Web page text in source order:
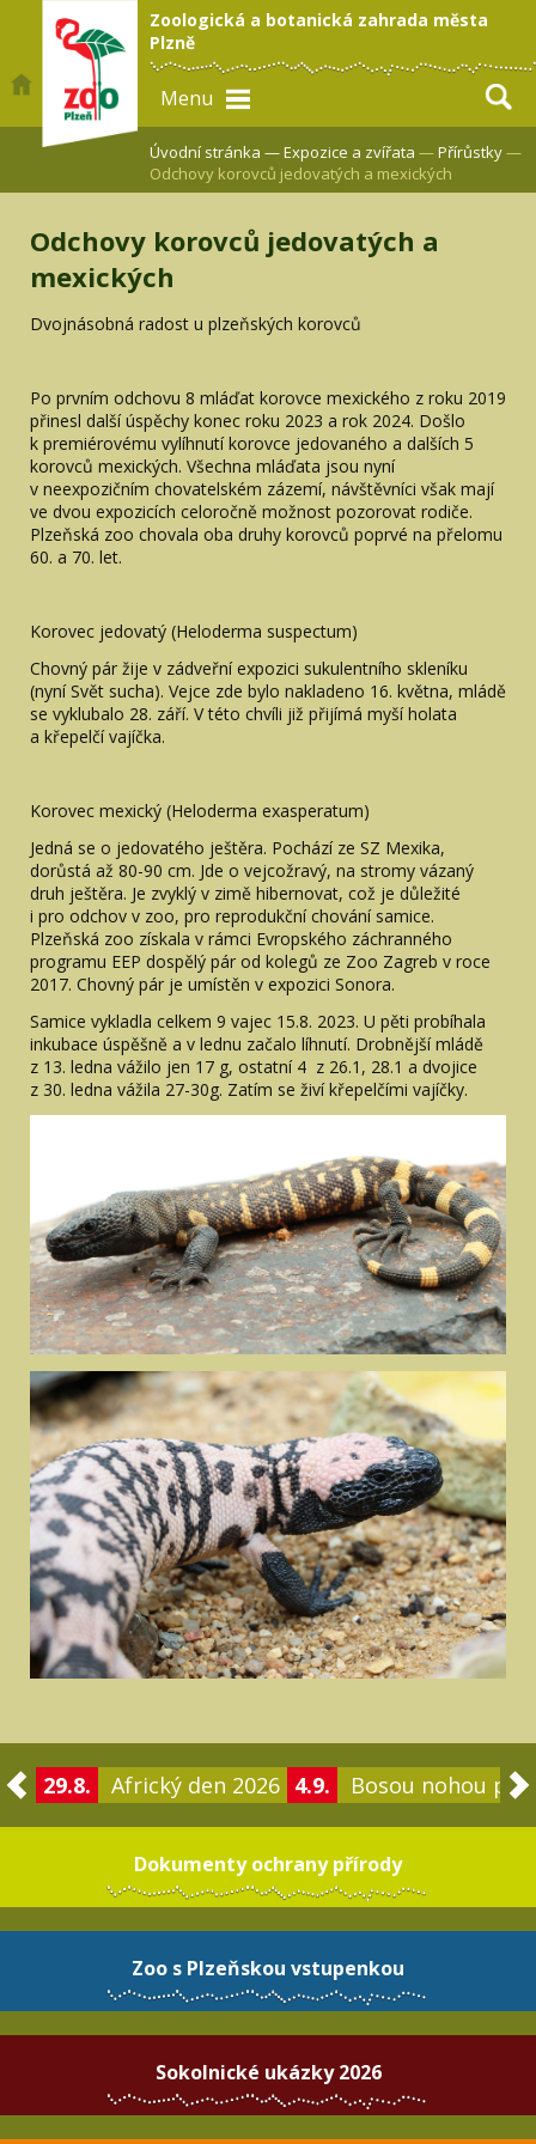
Zoologická a botanická zahrada města
Plzně
Menu
Úvodní stránka —Expozice a zvířata —Přírůstky—
Odchovy korovců jedovatých a mexických
Odchovy korovců jedovatých a
mexických
Dvojnásobná radost u plzeňských korovců
Po prvním odchovu 8 mláďat korovce mexického z roku 2019
přinesl další úspěchy konec roku 2023 a rok 2024. Došlo
k premiérovému vylíhnutí korovce jedovaného a dalších 5
korovců mexických. Všechna mláďata jsou nyní
v neexpozičním chovatelském zázemí, návštěvníci však mají
ve dvou expozicích celoročně možnost pozorovat rodiče.
Plzeňská zoo chovala oba druhy korovců poprvé na přelomu
60. a 70. let.
Korovec jedovatý (Heloderma suspectum)
Chovný pár žije v zádveřní expozici sukulentního skleníku
(nyní Svět sucha). Vejce zde bylo nakladeno 16. května, mládě
se vyklubalo 28. září. V této chvíli již přijímá myší holata
a křepelčí vajíčka.
Korovec mexický (Heloderma exasperatum)
Jedná se o jedovatého ještěra. Pochází ze SZ Mexika,
dorůstá až 80-90 cm. Jde o vejcožravý, na stromy vázaný
druh ještěra. Je zvyklý v zimě hibernovat, což je důležité
i pro odchov v zoo, pro reprodukční chování samice.
Plzeňská zoo získala v rámci Evropského záchranného
programu EEP dospělý pár od kolegů ze Zoo Zagreb v roce
2017. Chovný pár je umístěn v expozici Sonora.
Samice vykladla celkem 9 vajec 15.8. 2023. U pěti probíhala
inkubace úspěšně a v lednu začalo líhnutí. Drobnější mládě
z 13. ledna vážilo jen 17 g, ostatní 4 z 26.1, 28.1 a dvojice
z 30. ledna vážila 27-30g. Zatím se živí křepelčími vajíčky.
29.8. Africký den 2026 4.9. Bosou nohou po
Dokumenty ochrany přírody
Zoo s Plzeňskou vstupenkou
Sokolnické ukázky 2026